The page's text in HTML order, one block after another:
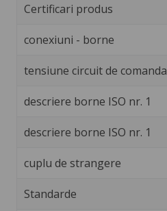
Certificari produs
conexiuni - borne
tensiune circuit de comanda
descriere borne ISO nr. 1
descriere borne ISO nr. 1
cuplu de strangere
Standarde